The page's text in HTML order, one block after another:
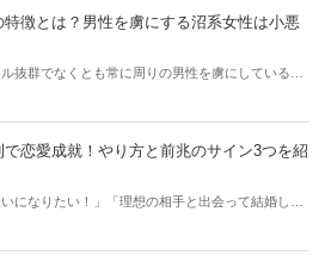
徴とは？男性を虜にする沼系女性は小悪
抜群でなくとも常に周りの男性を虜にしている女
介します♡
で恋愛成就！やり方と前兆のサイン3つを紹
いになりたい！」「理想の相手と出会って結婚した